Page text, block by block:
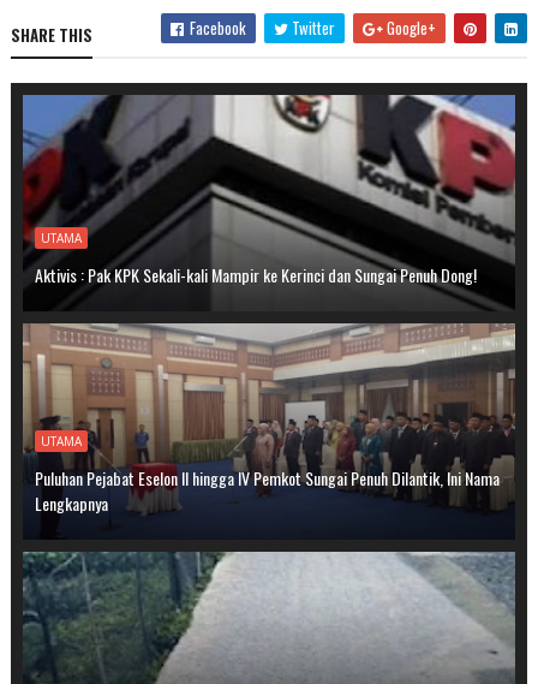
SHARE THIS Facebook Twitter Google+
UTAMA
Aktivis : Pak KPK Sekali-kali Mampir ke Kerinci dan Sungai Penuh Dong!
UTAMA
Puluhan Pejabat Eselon II hingga IV Pemkot Sungai Penuh Dilantik, Ini Nama
Lengkapnya